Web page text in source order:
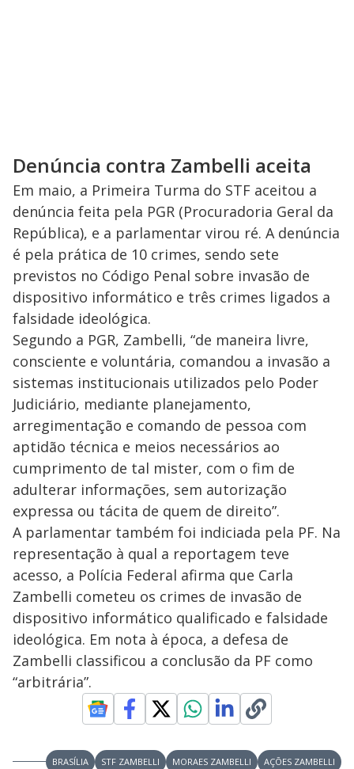
Denúncia contra Zambelli aceita
Em maio, a Primeira Turma do STF aceitou a
denúncia feita pela PGR (Procuradoria Geral da
República), e a parlamentar virou ré. A denúncia
é pela prática de 10 crimes, sendo sete
previstos no Código Penal sobre invasão de
dispositivo informático e três crimes ligados a
falsidade ideológica.
Segundo a PGR, Zambelli, “de maneira livre,
consciente e voluntária, comandou a invasão a
sistemas institucionais utilizados pelo Poder
Judiciário, mediante planejamento,
arregimentação e comando de pessoa com
aptidão técnica e meios necessários ao
cumprimento de tal mister, com o fim de
adulterar informações, sem autorização
expressa ou tácita de quem de direito”.
A parlamentar também foi indiciada pela PF. Na
representação à qual a reportagem teve
acesso, a Polícia Federal afirma que Carla
Zambelli cometeu os crimes de invasão de
dispositivo informático qualificado e falsidade
ideológica. Em nota à época, a defesa de
Zambelli classificou a conclusão da PF como
“arbitrária”.
BRASÍLIA STF ZAMBELLI MORAES ZAMBELLI
AÇÕES ZAMBELLI